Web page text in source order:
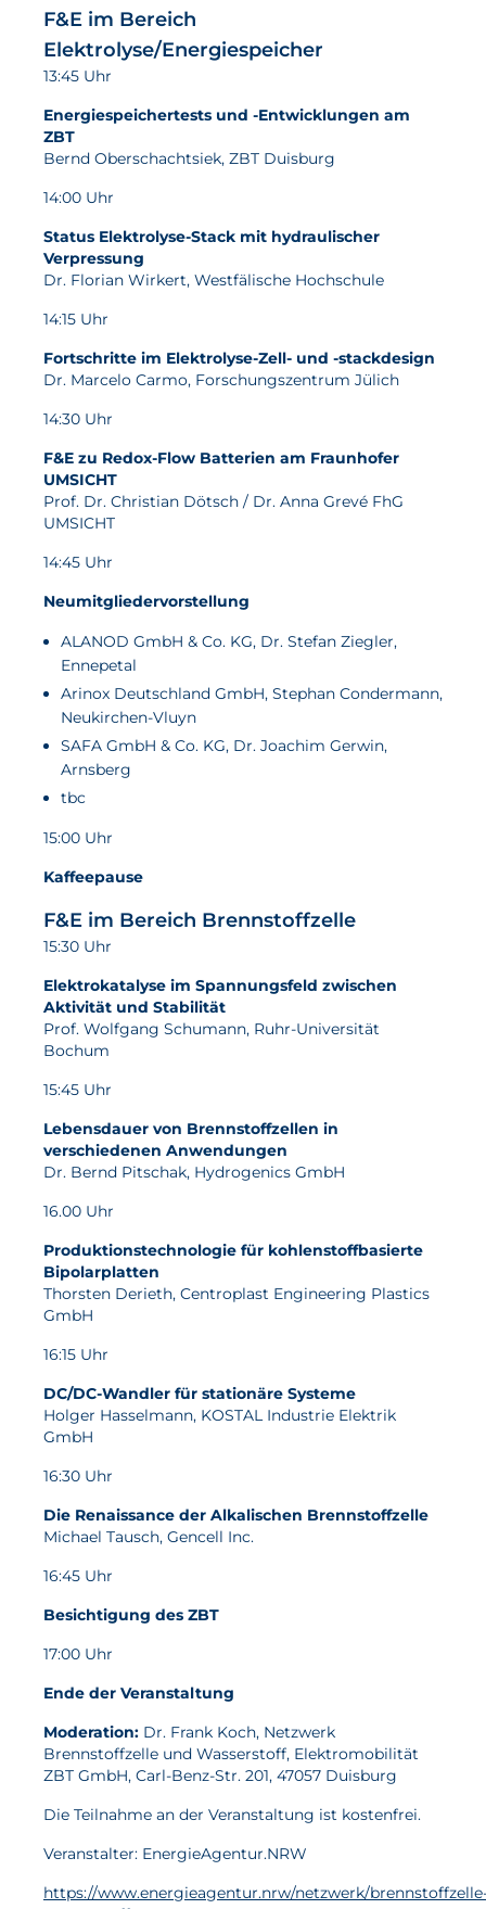
Aktuelles
Neuigkeiten
Veranstaltungen
Publikationen
Awards und Auszeichnungen
Für die Presse
F&E im Bereich
Elektrolyse/Energiespeicher
13:45 Uhr
Energiespeichertests und -Entwicklungen am
ZBT
Bernd Oberschachtsiek, ZBT Duisburg
14:00 Uhr
Status Elektrolyse-Stack mit hydraulischer
Verpressung
Dr. Florian Wirkert, Westfälische Hochschule
14:15 Uhr
Fortschritte im Elektrolyse-Zell- und -stackdesign
Dr. Marcelo Carmo, Forschungszentrum Jülich
14:30 Uhr
F&E zu Redox-Flow Batterien am Fraunhofer
UMSICHT
Prof. Dr. Christian Dötsch / Dr. Anna Grevé FhG
UMSICHT
14:45 Uhr
Neumitgliedervorstellung
ALANOD GmbH & Co. KG, Dr. Stefan Ziegler,
Ennepetal
Arinox Deutschland GmbH, Stephan Condermann,
Neukirchen-Vluyn
SAFA GmbH & Co. KG, Dr. Joachim Gerwin,
Arnsberg
tbc
15:00 Uhr
Kaffeepause
F&E im Bereich Brennstoffzelle
15:30 Uhr
Elektrokatalyse im Spannungsfeld zwischen
Aktivität und Stabilität
Prof. Wolfgang Schumann, Ruhr-Universität
Bochum
15:45 Uhr
Lebensdauer von Brennstoffzellen in
verschiedenen Anwendungen
Dr. Bernd Pitschak, Hydrogenics GmbH
16.00 Uhr
Produktionstechnologie für kohlenstoffbasierte
Bipolarplatten
Thorsten Derieth, Centroplast Engineering Plastics
GmbH
16:15 Uhr
DC/DC-Wandler für stationäre Systeme
Holger Hasselmann, KOSTAL Industrie Elektrik
GmbH
16:30 Uhr
Die Renaissance der Alkalischen Brennstoffzelle
Michael Tausch, Gencell Inc.
16:45 Uhr
Besichtigung des ZBT
17:00 Uhr
Ende der Veranstaltung
Moderation: Dr. Frank Koch, Netzwerk
Brennstoffzelle und Wasserstoff, Elektromobilität
ZBT GmbH, Carl-Benz-Str. 201, 47057 Duisburg
Die Teilnahme an der Veranstaltung ist kostenfrei.
Veranstalter: EnergieAgentur.NRW
https://www.energieagentur.nrw/netzwerk/